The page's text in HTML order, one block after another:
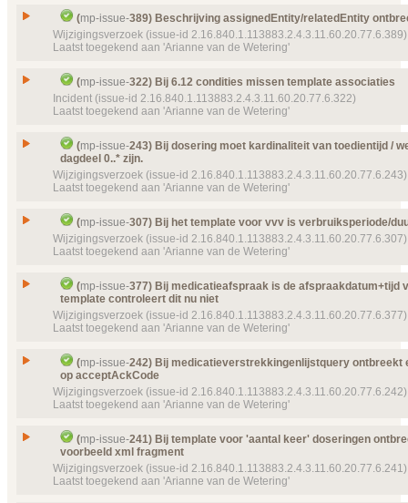
Details
Klik hier voor alle issuedetails
Status
Gesloten, toegekend
Prioriteit
normaal
810
Details
Klik hier voor alle issuedetails
Issue
Behandelervaring verwijderen uit dataset
mp-issue-179
Wijzigingsverzoek
Gesloten, toegekend
Prioriteit
normaal
Object(en)
Doel van verwijzing ontbreekt
Details
Klik hier voor alle issuedetails
(mp-issue-389) Beschrijving assignedEntity/relatedEntity
Wijzigingsverzoek (issue-id 2.16.840.1.113883.2.4.3.11.60.20.77.6.389)
Laatst toegekend aan 'Arianne van de Wetering'
Issue
Beschrijving assignedEntity/relatedEntity ontbreekt
mp-issue- 389
Wijzigingsverzoek
Gesloten, toegekend
Prioriteit
Object(en)
Doel van verwijzing ontbreekt mp-template- 9008
CDAinformantBody
(mp-issue-322) Bij 6.12 condities missen template associaties
Incident (issue-id 2.16.840.1.113883.2.4.3.11.60.20.77.6.322)
Laatst toegekend aan 'Arianne van de Wetering'
Issue
Bij 6.12 condities missen template associaties
Incident
Prioriteit
normaal
Object(en)
Doel van verwijzing ontbreekt mp-template- 111
MedicalCondition
(mp-issue-243) Bij dosering moet kardinaliteit van toedientijd /
dagdeel 0..* zijn.
Wijzigingsverzoek (issue-id 2.16.840.1.113883.2.4.3.11.60.20.77.6.243)
Laatst toegekend aan 'Arianne van de Wetering'
Issue
Bij dosering moet kardinaliteit van toedientijd /
dagdeel 0..* zijn.
mp-issue-243
Status
Gesloten, toegekend
Prioriteit
normaal
Object(en)
Doel van verwijzing ontbreekt
Details
Klik hier voor alle issuedetails
(mp-issue-307) Bij het template voor vvv is verbruiksperiode/
Wijzigingsverzoek (issue-id 2.16.840.1.113883.2.4.3.11.60.20.77.6.307)
Laatst toegekend aan 'Arianne van de Wetering'
Issue
Bij het template voor vvv is verbruiksperiode/duur
mp-issue-307
Wijzigingsverzoek
Prioriteit
normaal
Object(en)
9131 (2016‑07‑14 20:22:41)
Klik hier voor alle issuedetails
(mp-issue-377) Bij medicatieafspraak is de afspraakdatum+tijd
template controleert dit nu niet
Wijzigingsverzoek (issue-id 2.16.840.1.113883.2.4.3.11.60.20.77.6.377)
Laatst toegekend aan 'Arianne van de Wetering'
Issue
Bij medicatieafspraak is de afspraakdatum+tijd
template controleert dit nu niet
mp-issue-377
Wijzigingsverzoek
Prioriteit
normaal
Labels
(P908) Publicatie 9.0.8
9233
(mp-issue-242) Bij medicatieverstrekkingenlijstquery ontbreekt
op acceptAckCode
Wijzigingsverzoek (issue-id 2.16.840.1.113883.2.4.3.11.60.20.77.6.242)
Laatst toegekend aan 'Arianne van de Wetering'
Issue
Bij medicatieverstrekkingenlijstquery ontbreekt
acceptAckCode
mp-issue-242
Wijzigingsverzoek
(mp-issue-241) Bij template voor 'aantal keer' doseringen
voorbeeld xml fragment
Wijzigingsverzoek (issue-id 2.16.840.1.113883.2.4.3.11.60.20.77.6.241)
Laatst toegekend aan 'Arianne van de Wetering'